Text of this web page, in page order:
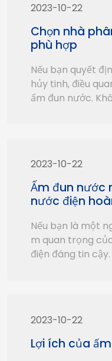
2023-10-22
Chọn nhà
phù hợp
Nếu bạn quyết
hủy tinh, điều
ấm đun nước.
2023-10-22
Ấm đun nước
nước điện
Nếu bạn là một
m quan trọng
điện đáng tin cậy.
2023-10-22
Lợi ích của